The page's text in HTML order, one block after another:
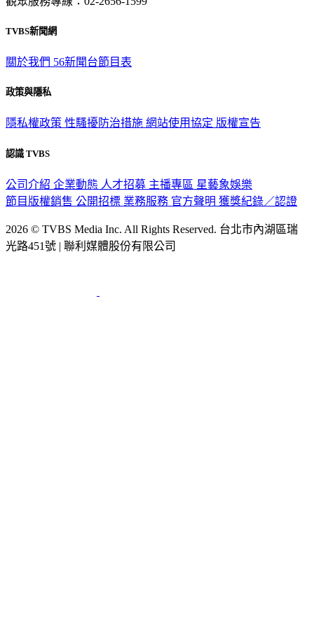
TVBS新聞網
關於我們 56新聞台節目表
政策與隱私
隱私權政策 性騷擾防治措施 網站使用協定 版權宣告
認識 TVBS
公司介紹 企業動態 人才招募 主播專區 星藝象娛樂
節目版權銷售 公開招標 業務服務 官方聲明 獲獎紀錄／認證
2026 © TVBS Media Inc. All Rights Reserved. 台北市內湖區瑞
光路451號 | 聯利媒體股份有限公司